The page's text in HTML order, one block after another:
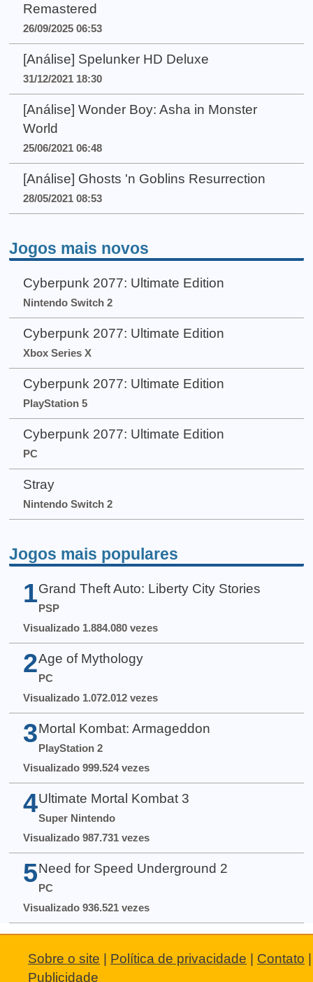
Remastered
26/09/2025 06:53
[Análise] Spelunker HD Deluxe
31/12/2021 18:30
[Análise] Wonder Boy: Asha in Monster
World
25/06/2021 06:48
[Análise] Ghosts 'n Goblins Resurrection
28/05/2021 08:53
Jogos mais novos
Cyberpunk 2077: Ultimate Edition
Nintendo Switch 2
Cyberpunk 2077: Ultimate Edition
Xbox Series X
Cyberpunk 2077: Ultimate Edition
PlayStation 5
Cyberpunk 2077: Ultimate Edition
PC
Stray
Nintendo Switch 2
Jogos mais populares
1 Grand Theft Auto: Liberty City Stories
PSP
Visualizado 1.884.080 vezes
2 Age of Mythology
PC
Visualizado 1.072.012 vezes
3 Mortal Kombat: Armageddon
PlayStation 2
Visualizado 999.524 vezes
4 Ultimate Mortal Kombat 3
Super Nintendo
Visualizado 987.731 vezes
5 Need for Speed Underground 2
PC
Visualizado 936.521 vezes
Sobre o site | Política de privacidade | Contato |
Publicidade